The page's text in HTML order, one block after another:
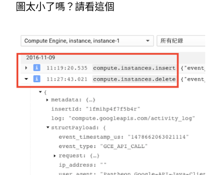
圖太小了嗎？請看這個